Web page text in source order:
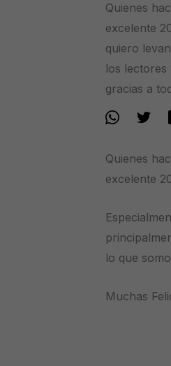
Quienes
excelente
quiero
los lectores
gracias a
Quienes
excelente
lo que
Muchas